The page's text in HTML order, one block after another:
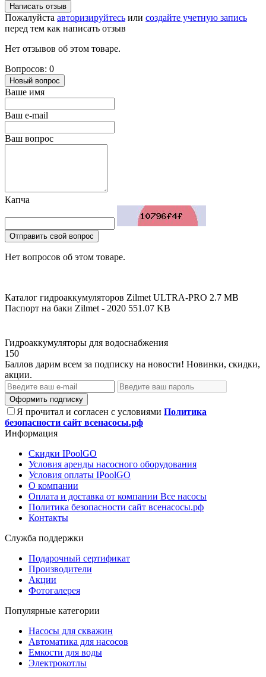
Написать отзыв
Пожалуйста авторизируйтесь или создайте учетную запись
перед тем как написать отзыв
Нет отзывов об этом товаре.
Вопросов: 0
Новый вопрос
Ваше имя
Ваш e-mail
Ваш вопрос
Капча
Отправить свой вопрос
Нет вопросов об этом товаре.
Каталог гидроаккумуляторов Zilmet ULTRA-PRO 2.7 MB
Паспорт на баки Zilmet - 2020 551.07 KB
Гидроаккумуляторы для водоснабжения
150
Баллов дарим всем за подписку на новости! Новинки, скидки,
акции.
Оформить подписку
Я прочитал и согласен с условиями Политика
безопасности сайт всенасосы.рф
Информация
Скидки IPoolGO
Условия аренды насосного оборудования
Условия оплаты IPoolGO
О компании
Оплата и доставка от компании Все насосы
Политика безопасности сайт всенасосы.рф
Контакты
Служба поддержки
Подарочный сертификат
Производители
Акции
Фотогалерея
Популярные категории
Насосы для скважин
Автоматика для насосов
Емкости для воды
Электрокотлы